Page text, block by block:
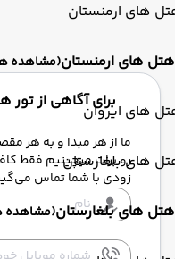
های ارمنستان
هتل های ارمنستان(مشاهده
های ایروان
های بلغارستان
هتل های بلغارستان(مشاهده
برای آگاهی از
ما از هر مبدا و به هر
رو برات میچینیم فقط
زودی با شما تماس